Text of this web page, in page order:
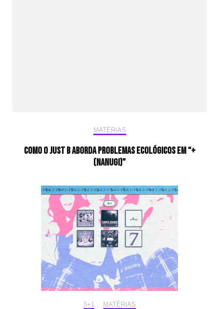
MATÉRIAS
Como o JUST B aborda problemas ecológicos em “÷
(NANUGI)”
5+1 , MATÉRIAS